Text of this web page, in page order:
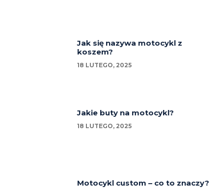
Jak się nazywa motocykl z
koszem?
18 LUTEGO, 2025
Jakie buty na motocykl?
18 LUTEGO, 2025
Motocykl custom – co to znaczy?